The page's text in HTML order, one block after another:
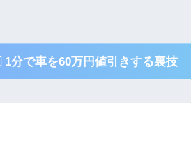
1分で車を60万円値引きする裏技